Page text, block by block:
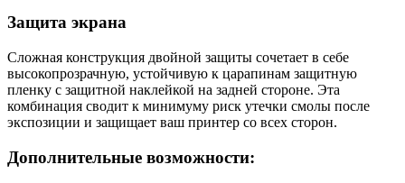
Защита экрана
Сложная конструкция двойной защиты сочетает в себе
высокопрозрачную, устойчивую к царапинам защитную
пленку с защитной наклейкой на задней стороне. Эта
комбинация сводит к минимуму риск утечки смолы после
экспозиции и защищает ваш принтер со всех сторон.
Дополнительные возможности: